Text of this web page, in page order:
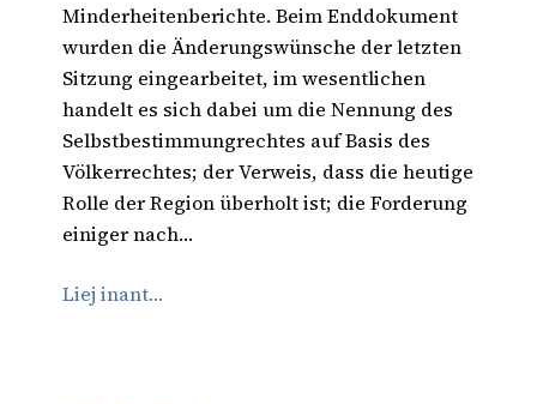
Minderheitenberichte. Beim Enddokument
wurden die Änderungswünsche der letzten
Sitzung eingearbeitet, im wesentlichen
handelt es sich dabei um die Nennung des
Selbstbestimmungrechtes auf Basis des
Völkerrechtes; der Verweis, dass die heutige
Rolle der Region überholt ist; die Forderung
einiger nach…
Liej inant…